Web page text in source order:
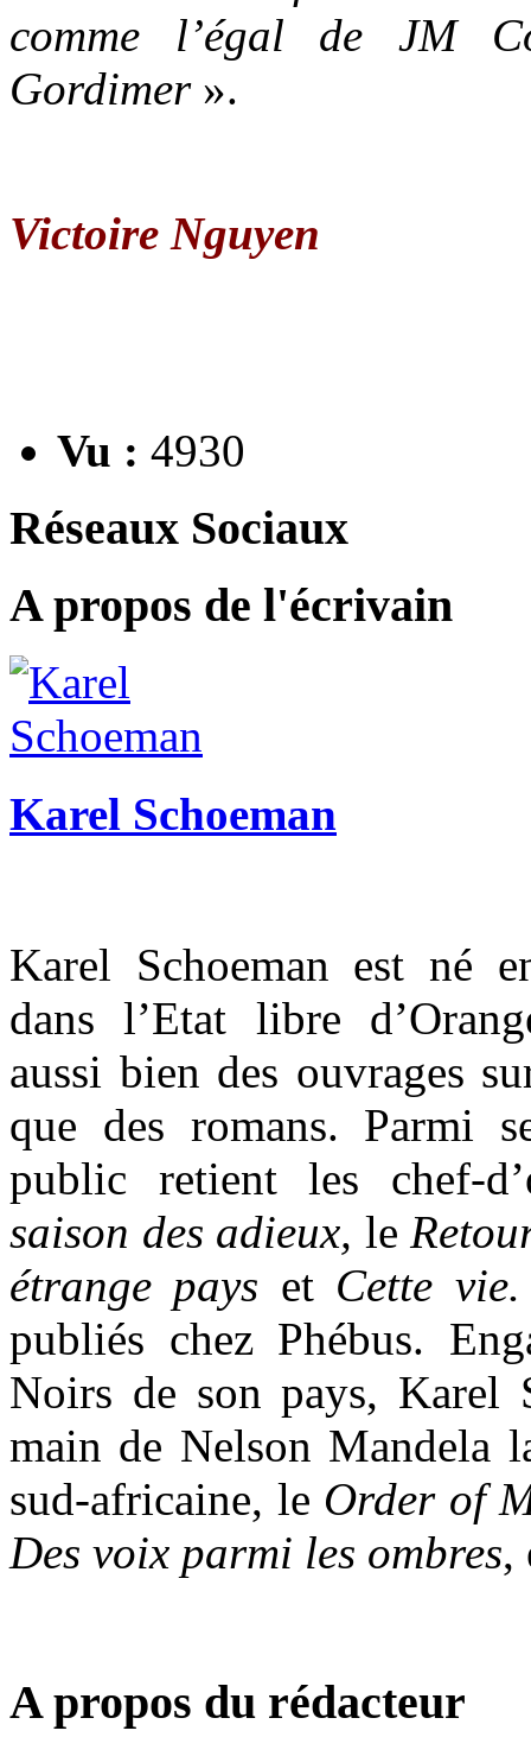
comme l’égal de JM
Gordimer».
Victoire Nguyen
Vu : 4930
Réseaux Sociaux
A propos de l'écrivain
Karel Schoeman
Karel Schoeman est né
dans l’Etat libre
aussi bien des ouvrages
que des romans. Parmi
public retient les chef-
saison des adieux, le
étrange pays et Cette
publiés chez Phébus.
Noirs de son pays, Karel
main de Nelson Mandela
sud-africaine, le Order of
Des voix parmi les ombres,
A propos du rédacteur